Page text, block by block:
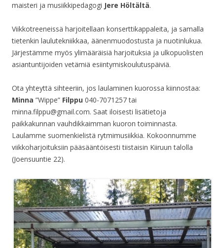
maisteri ja musiikkipedagogi Jere Höltältä.
Viikkotreeneissä harjoitellaan konserttikappaleita, ja samalla
tietenkin laulutekniikkaa, äänenmuodostusta ja nuotinlukua.
Järjestämme myös ylimääräisiä harjoituksia ja ulkopuolisten
asiantuntijoiden vetämiä esiintymiskoulutuspäiviä.
Ota yhteyttä sihteeriin, jos laulaminen kuorossa kiinnostaa:
Minna ”Wippe” Filppu 040-7071257 tai
minna.filppu@gmail.com. Saat iloisesti lisätietoja
paikkakunnan vauhdikkaimman kuoron toiminnasta.
Laulamme suomenkielistä rytmimusiikkia. Kokoonnumme
viikkoharjoituksiin pääsääntöisesti tiistaisin Kiiruun talolla
(Joensuuntie 22).